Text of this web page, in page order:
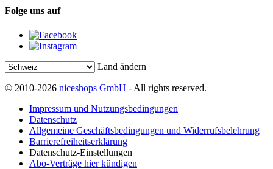
Folge uns auf
Land ändern
© 2010-2026 niceshops GmbH - All rights reserved.
Impressum und Nutzungsbedingungen
Datenschutz
Allgemeine Geschäftsbedingungen und Widerrufsbelehrung
Barrierefreiheitserklärung
Datenschutz-Einstellungen
Abo-Verträge hier kündigen